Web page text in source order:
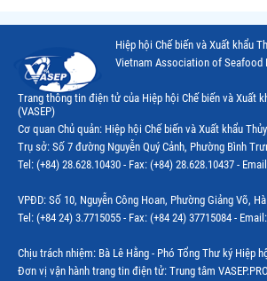
Hiệp hội Chế biến và Xuất khẩu
Vietnam Association of Seafood
Trang thông tin điện tử của Hiệp hội Chế biến và Xuất
(VASEP)
Cơ quan Chủ quản: Hiệp hội Chế biến và Xuất khẩu
Trụ sở: Số 7 đường Nguyễn Quý Cảnh, Phường Bình
Tel: (+84) 28.628.10430 - Fax: (+84) 28.628.10437 -
VPĐD: Số 10, Nguyễn Công Hoan, Phường Giảng Võ,
Tel: (+84 24) 3.7715055 - Fax: (+84 24) 37715084 -
Chịu trách nhiệm: Bà Lê Hằng - Phó Tổng Thư ký Hiệp
Đơn vị vận hành trang tin điện tử: Trung tâm VASEP.PRO